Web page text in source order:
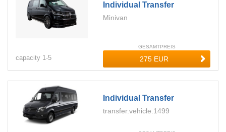
Individual Transfer
Minivan
capacity 1-5
GESAMTPREIS
Individual Transfer
transfer.vehicle.1499